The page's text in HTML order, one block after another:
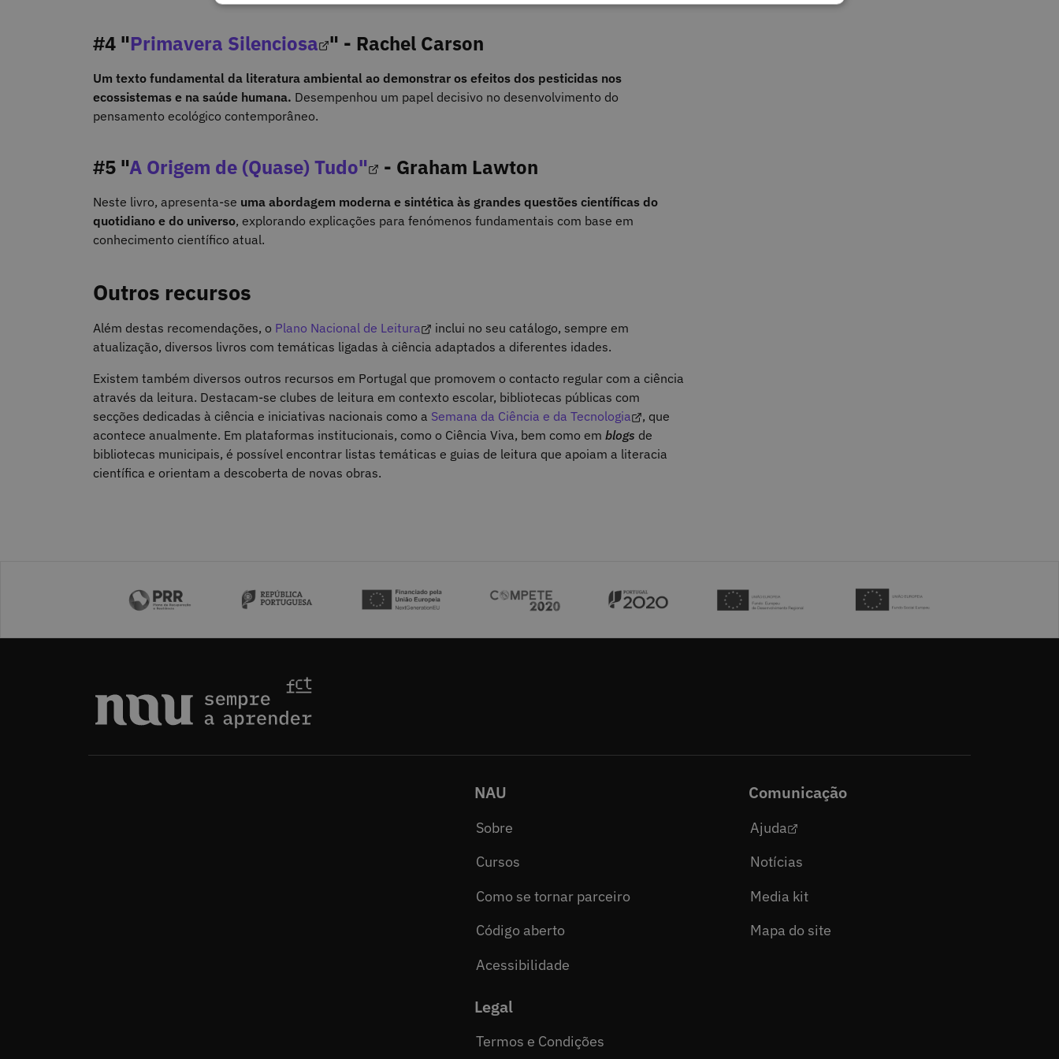
#4 "Primavera Silenciosa " - Rachel Carson
Um texto fundamental da literatura ambiental ao demonstrar os efeitos dos pesticidas nos
ecossistemas e na saúde humana. Desempenhou um papel decisivo no desenvolvimento do
pensamento ecológico contemporâneo.
#5 "A Origem de (Quase) Tudo" - Graham Lawton
Neste livro, apresenta-se uma abordagem moderna e sintética às grandes questões científicas do
quotidiano e do universo, explorando explicações para fenómenos fundamentais com base em
conhecimento científico atual.
Outros recursos
Além destas recomendações, o Plano Nacional de Leitura
inclui no seu catálogo, sempre em
atualização, diversos livros com temáticas ligadas à ciência adaptados a diferentes idades.
Existem também diversos outros recursos em Portugal que promovem o contacto regular com a ciência
através da leitura. Destacam-se clubes de leitura em contexto escolar, bibliotecas públicas com
secções dedicadas à ciência e iniciativas nacionais como a Semana da Ciência e da Tecnologia
, que
acontece anualmente. Em plataformas institucionais, como o Ciência Viva, bem como em blogs de
bibliotecas municipais, é possível encontrar listas temáticas e guias de leitura que apoiam a literacia
científica e orientam a descoberta de novas obras.
NAU
Sobre
Cursos
Como se tornar parceiro
Código aberto
Acessibilidade
Comunicação
Ajuda
Notícias
Media kit
Mapa do site
Legal
Termos e Condições